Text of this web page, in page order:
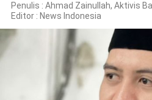
Hukum Kriminal
Gaya Hidup
Penulis : Ahmad Zainullah, Aktivis
Editor : News Indonesia